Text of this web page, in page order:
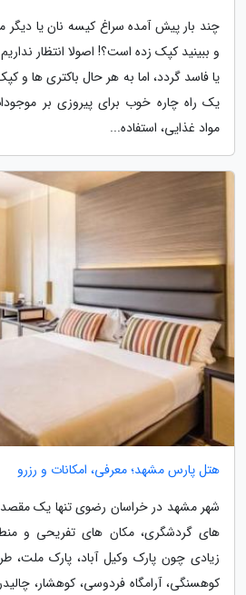
چند بار پیش آمده سراغ کیسه نان یا دیگر
و ببینید کپک زده است؟! اصولا انتظار
یا فاسد گردد، اما به هر حال باکتری ها و
یک راه چاره خوب برای پیروزی بر
مواد غذایی، استفاده...
هتل پارس مشهد؛ معرفی، امکانات و رزرو
شهر مشهد در خراسان رضوی تنها یک مقصد
های گردشگری، مکان های تفریحی و
زیادی چون پارک وکیل آباد، پارک ملت،
کوهسنگی، آرامگاه فردوسی، کوهشار،